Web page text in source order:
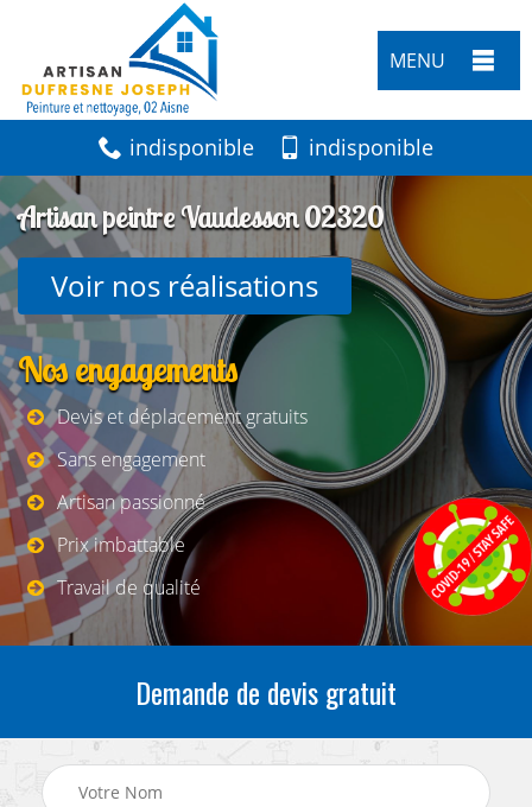
MENU
indisponible indisponible
Artisan peintre Vaudesson 02320
Voir nos réalisations
Nos engagements
Devis et déplacement gratuits
Sans engagement
Artisan passionné
Prix imbattable
Travail de qualité
Demande de devis gratuit